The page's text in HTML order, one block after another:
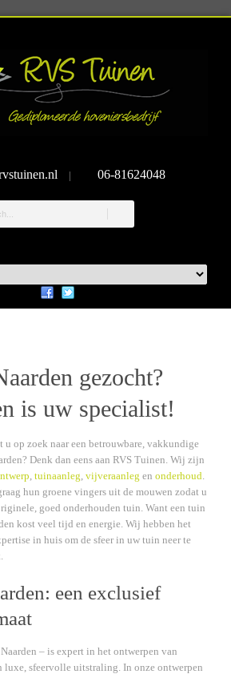
| 06-81624048
gezocht?
is uw specialist!
u op zoek naar een betrouwbare, vakkundige
Denk dan eens aan RVS Tuinen. Wij zijn
, tuinaanleg, vijveraanleg en onderhoud.
hun groene vingers uit de mouwen zodat u
goed onderhouden tuin. Want een tuin
kost veel tijd en energie. Wij hebben het
in huis om de sfeer in uw tuin neer te
een exclusief
– is expert in het ontwerpen van
luxe, sfeervolle uitstraling. In onze ontwerpen